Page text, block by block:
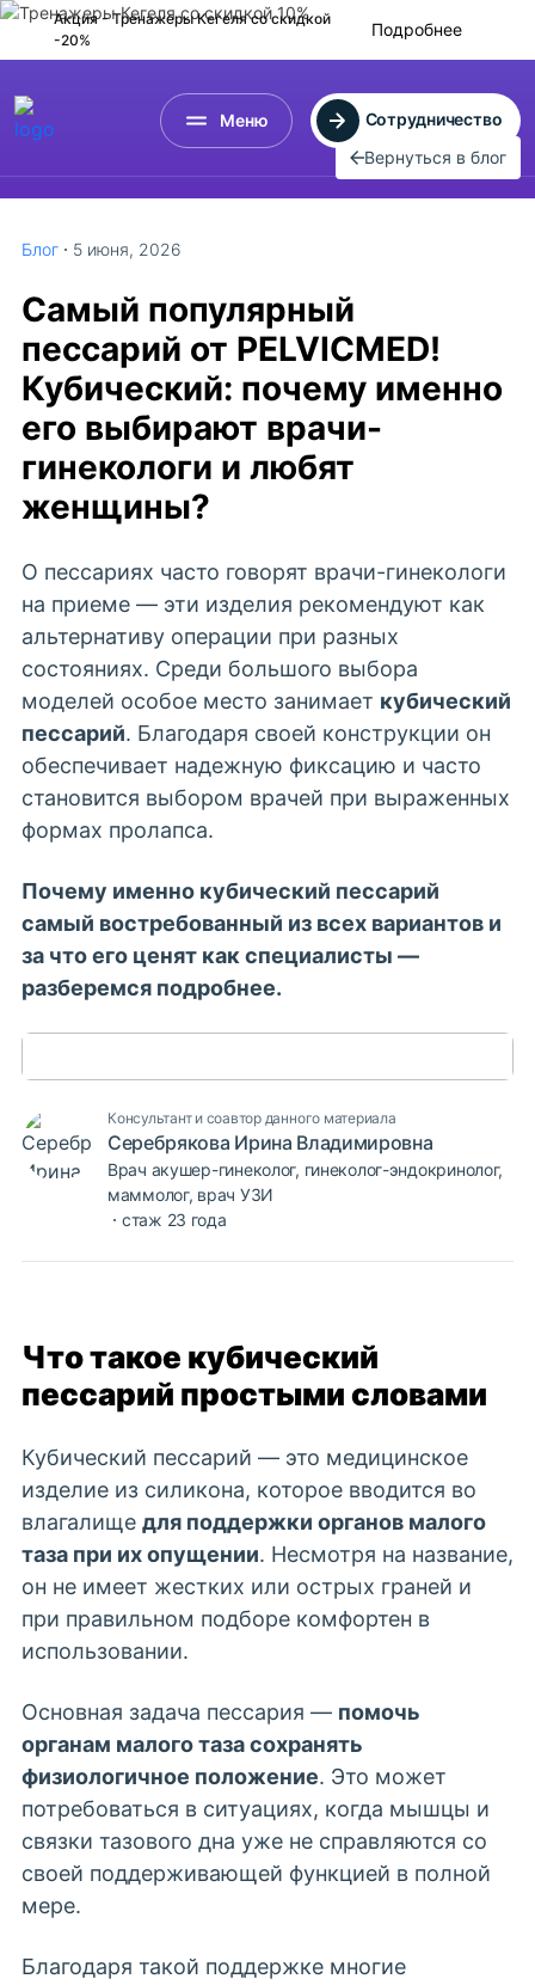
Акция - Тренажеры Кегелясо скидкой
-20%
Подробнее
Меню
Сотрудничество
Вернуться в блог
Блог 5 июня, 2026
Самый популярный
пессарий от PELVICMED!
Кубический: почему именно
его выбирают врачи-
гинекологи и любят
женщины?
О пессариях часто говорят врачи-гинекологи
на приеме — эти изделия рекомендуют как
альтернативу операции при разных
состояниях. Среди большого выбора
моделей особое место занимает кубический
пессарий. Благодаря своей конструкции он
обеспечивает надежную фиксацию и часто
становится выбором врачей при выраженных
формах пролапса.
Почему именно кубический пессарий
самый востребованный из всех вариантов и
за что его ценят как специалисты —
разберемся подробнее.
Консультант и соавтор данного материала
Серебрякова Ирина Владимировна
Врач акушер-гинеколог, гинеколог-эндокринолог,
маммолог, врач УЗИ
стаж 23 года
Что такое кубический
пессарий простыми словами
Кубический пессарий — это медицинское
изделие из силикона, которое вводится во
влагалище для поддержки органов малого
таза при их опущении. Несмотря на название,
он не имеет жестких или острых граней и
при правильном подборе комфортен в
использовании.
Основная задача пессария — помочь
органам малого таза сохранять
физиологичное положение. Это может
потребоваться в ситуациях, когда мышцы и
связки тазового дна уже не справляются со
своей поддерживающей функцией в полной
мере.
Благодаря такой поддержке многие